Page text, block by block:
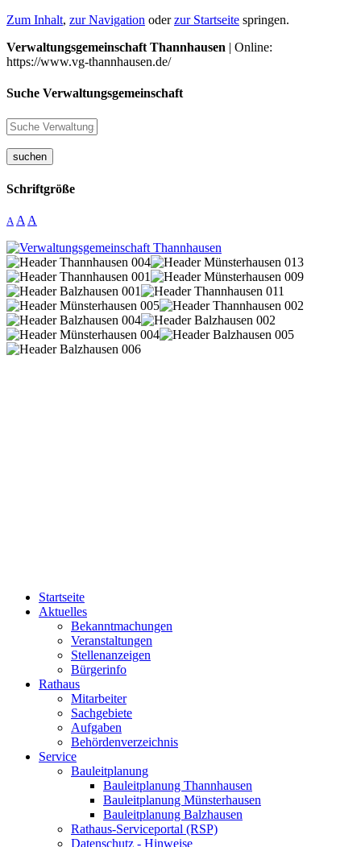
Zum Inhalt, zur Navigation oderzur Startseite springen.
Verwaltungsgemeinschaft Thannhausen | Online:
https://www.vg-thannhausen.de/
Suche Verwaltungsgemeinschaft
suchen
Schriftgröße
A A A
Startseite
Aktuelles
Bekanntmachungen
Veranstaltungen
Stellenanzeigen
Bürgerinfo
Rathaus
Mitarbeiter
Sachgebiete
Aufgaben
Behördenverzeichnis
Service
Bauleitplanung
Bauleitplanung Thannhausen
Bauleitplanung Münsterhausen
Bauleitplanung Balzhausen
Rathaus-Serviceportal (RSP)
Datenschutz - Hinweise